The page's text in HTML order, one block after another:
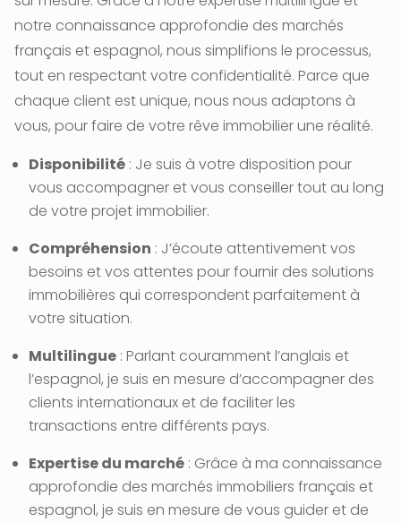
notre connaissance approfondie des marchés
français et espagnol, nous simplifions le processus,
tout en respectant votre confidentialité. Parce que
chaque client est unique, nous nous adaptons à
vous, pour faire de votre rêve immobilier une réalité.
Disponibilité: Je suis à votre disposition pour
vous accompagner et vous conseiller tout au long
de votre projet immobilier.
Compréhension : J’écoute attentivement vos
besoins et vos attentes pour fournir des solutions
immobilières qui correspondent parfaitement à
votre situation.
Multilingue: Parlant couramment l’anglais et
l’espagnol, je suis en mesure d’accompagner des
clients internationaux et de faciliter les
transactions entre différents pays.
Expertise du marché: Grâce à ma connaissance
approfondie des marchés immobiliers français et
espagnol, je suis en mesure de vous guider et de